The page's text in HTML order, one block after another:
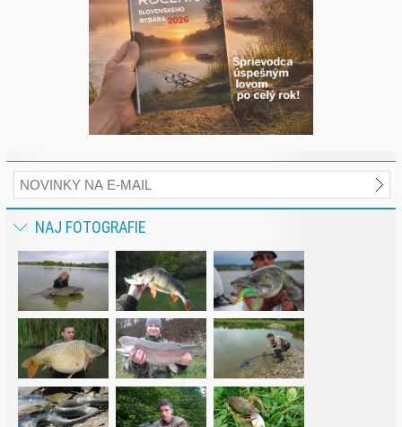
NAJ FOTOGRAFIE